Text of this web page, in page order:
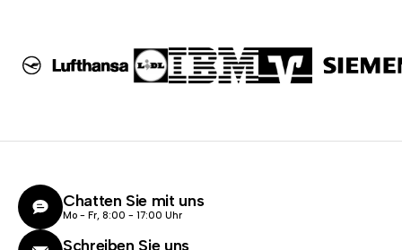
Chatten Sie mit uns
Mo - Fr, 8:00 - 17:00 Uhr
Schreiben Sie uns